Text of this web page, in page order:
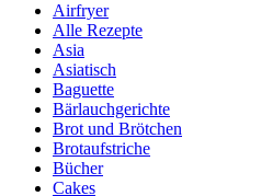
Airfryer
Alle Rezepte
Asia
Asiatisch
Baguette
Bärlauchgerichte
Brot und Brötchen
Brotaufstriche
Bücher
Cakes